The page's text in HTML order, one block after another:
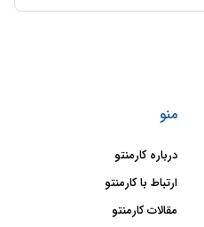
منو
درباره کارمنتو
ارتباط با کارمنتو
مقالات کارمنتو